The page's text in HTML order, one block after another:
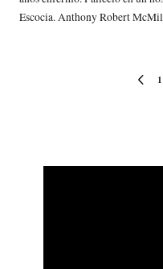
Escocia. Anthony Robert
1